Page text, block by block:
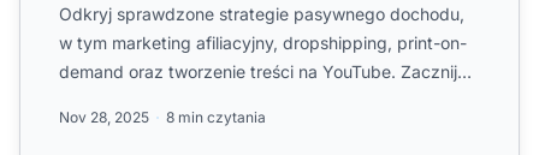
Odkryj sprawdzone strategie pasywnego dochodu,
w tym marketing afiliacyjny, dropshipping, print-on-
demand oraz tworzenie treści na YouTube. Zacznij
Nov 28, 2025 8 min czytania